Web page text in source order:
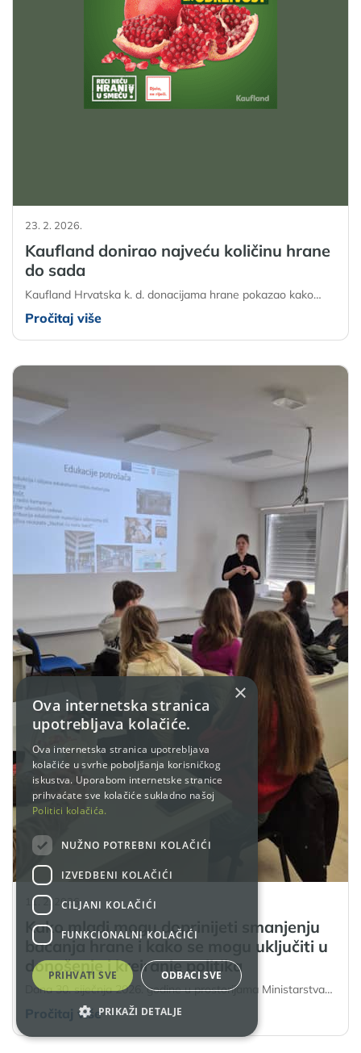
23. 2. 2026.
Kaufland donirao najveću količinu hrane
do sada
Kaufland Hrvatska k. d. donacijama hrane pokazao kako…
Pročitaj više
11. 2. 2026.
Kako mladi mogu doprinijeti smanjenju
bacanja hrane i kako se mogu uključiti u
donošenje i kreiranje politika
Dana 30. siječnja 2026. godine u prostorijama Ministarstva…
Pročitaj više
×
Ova internetska stranica
upotrebljava kolačiće.
Ova internetska stranica upotrebljava
kolačiće u svrhe poboljšanja korisničkog
iskustva. Uporabom internetske stranice
prihvaćate sve kolačiće sukladno našoj
Politici kolačića.
NUŽNO POTREBNI KOLAČIĆI
IZVEDBENI KOLAČIĆI
CILJANI KOLAČIĆI
FUNKCIONALNI KOLAČIĆI
PRIHVATI SVE ODBACI SVE
PRIKAŽI DETALJE